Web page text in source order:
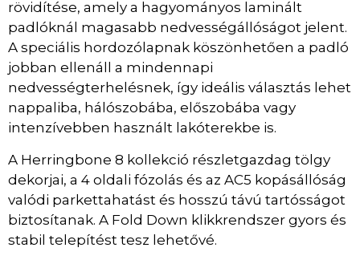
rövidítése, amely a hagyományos laminált
padlóknál magasabb nedvességállóságot jelent.
A speciális hordozólapnak köszönhetően a padló
jobban ellenáll a mindennapi
nedvességterhelésnek, így ideális választás lehet
nappaliba, hálószobába, előszobába vagy
intenzívebben használt lakóterekbe is.
A Herringbone 8 kollekció részletgazdag tölgy
dekorjai, a 4 oldali fózolás és az AC5 kopásállóság
valódi parkettahatást és hosszú távú tartósságot
biztosítanak. A Fold Down klikkrendszer gyors és
stabil telepítést tesz lehetővé.